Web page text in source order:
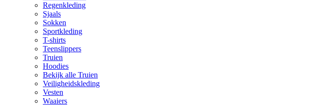
Regenkleding
Sjaals
Sokken
Sportkleding
T-shirts
Teenslippers
Truien
Hoodies
Bekijk alle Truien
Veiligheidskleding
Vesten
Waaiers